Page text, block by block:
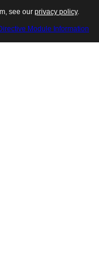
see our privacy policy.